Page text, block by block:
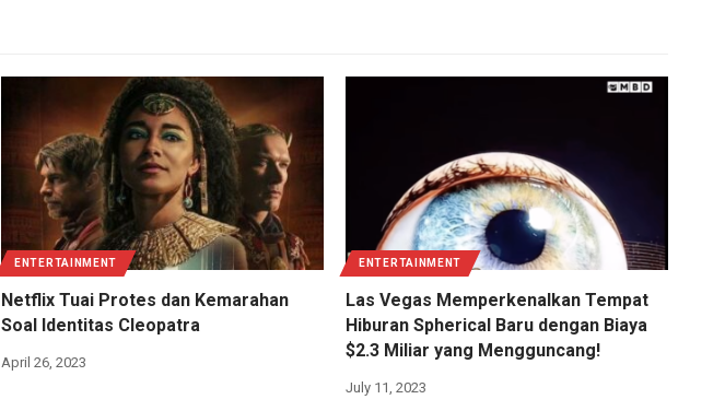
ENTERTAINMENT
Netflix Tuai Protes dan Kemarahan
Soal Identitas Cleopatra
April 26, 2023
ENTERTAINMENT
Las Vegas Memperkenalkan Tempat
Hiburan Spherical Baru dengan Biaya
$2.3 Miliar yang Mengguncang!
July 11, 2023